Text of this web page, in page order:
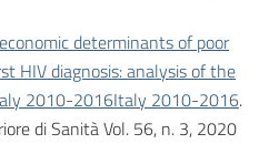
determinants of poor
HIV diagnosis: analysis of the
2010-2016Italy 2010-2016.
di Sanità Vol. 56, n. 3, 2020